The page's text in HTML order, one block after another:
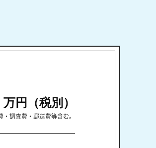
万円（税別）
調査費・郵送費等含む。